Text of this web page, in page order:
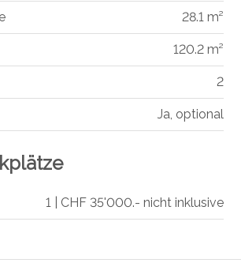
28.1 m²
120.2 m²
2
Ja, optional
1 | CHF 35'000.- nicht inklusive